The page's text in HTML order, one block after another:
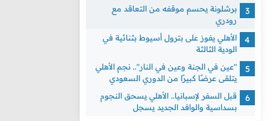
برشلونة يحسم موقفه من التعاقد مع
رودري
الأهلي يفوز على بترول أسيوط بثنائية في
الودية الثالثة
"عين في الجنة وعين في النار".. نجم الأهلي
يتلقى عرضًا كبيرًا من الدوري السعودي
قبل السفر لإسبانيا.. الأهلي يسحق النجوم
بسداسية والوافد الجديد يسجل